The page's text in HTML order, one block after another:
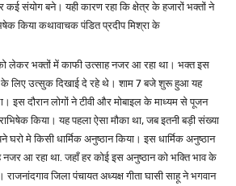
कई संयोग बने। यही कारण रहा कि क्षेत्र के हजारों भक्तों ने
किया कथावाचक पंडित प्रदीप मिश्रा के
लेकर भक्तों में काफी उत्साह नजर आ रहा था। भक्त इस
के लिए उत्सुक दिखाई दे रहे थे। शाम 7 बजे शुरू हुआ यह
इस दौरान लोगों ने टीवी और मोबाइल के माध्यम से पूजन
किया। यह पहला ऐसा मौका था, जब इतनी बड़ी संख्या
मे किसी धार्मिक अनुष्ठान किया। इस धार्मिक अनुष्ठान
आ रहा था. जहाँ हर कोई इस अनुष्ठान को भक्ति भाव के
जिला पंचायत अध्यक्ष गीता घासी साहू ने भगवान